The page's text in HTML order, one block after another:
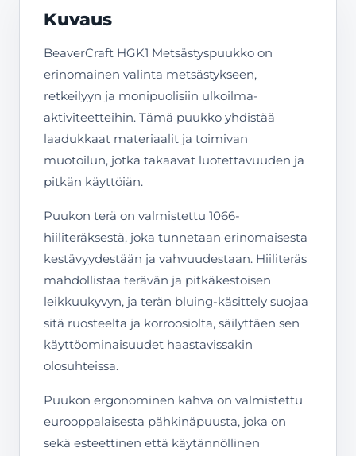
Kuvaus
BeaverCraft HGK1 Metsästyspuukko on
erinomainen valinta metsästykseen,
retkeilyyn ja monipuolisiin ulkoilma-
aktiviteetteihin. Tämä puukko yhdistää
laadukkaat materiaalit ja toimivan
muotoilun, jotka takaavat luotettavuuden ja
pitkän käyttöiän.
Puukon terä on valmistettu 1066-
hiiliteräksestä, joka tunnetaan erinomaisesta
kestävyydestään ja vahvuudestaan. Hiiliteräs
mahdollistaa terävän ja pitkäkestoisen
leikkuukyvyn, ja terän bluing-käsittely suojaa
sitä ruosteelta ja korroosiolta, säilyttäen sen
käyttöominaisuudet haastavissakin
olosuhteissa.
Puukon ergonominen kahva on valmistettu
eurooppalaisesta pähkinäpuusta, joka on
sekä esteettinen että käytännöllinen